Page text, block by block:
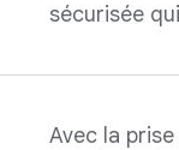
sécurisée
Avec la